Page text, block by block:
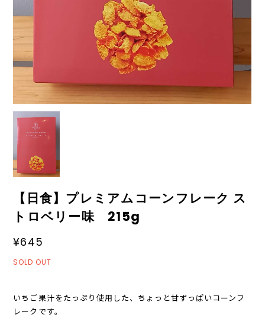
【日食】プレミアムコーンフレーク ス
トロベリー味 215g
¥645
SOLD OUT
いちご果汁をたっぷり使用した、ちょっと甘ずっぱいコーンフ
レークです。